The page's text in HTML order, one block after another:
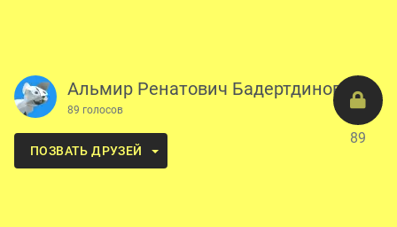
89
Альмир Ренатович Бадертдинов
89 голосов
ПОЗВАТЬ ДРУЗЕЙ